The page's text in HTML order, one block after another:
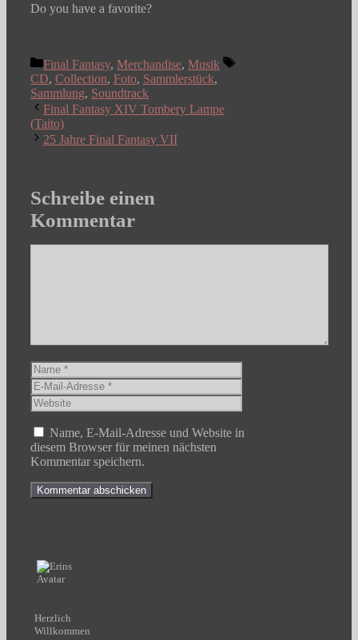
Do you have a favorite?
Kategorien
Final Fantasy, Merchandise, Musik
Schlagwörter
CD, Collection, Foto, Sammlerstück,
Sammlung, Soundtrack
Final Fantasy XIV Tombery Lampe
(Taito)
25 Jahre Final Fantasy VII
Schreibe einen
Kommentar
Name
Mail-
Adresse
Name, E-Mail-Adresse und Website in
diesem Browser für meinen nächsten
Kommentar speichern.
Herzlich
Willkommen